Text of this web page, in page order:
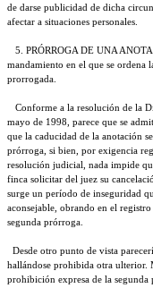
de darse publicidad de dicha
afectar a situaciones personales.
5. PRÓRROGA DE UNA
mandamiento en el que se ordena
prorrogada.
Conforme a la resolución de la
mayo de 1998, parece que se
que la caducidad de la anotación
prórroga, si bien, por exigencia
resolución judicial, nada impide
finca solicitar del juez su
surge un período de inseguridad
aconsejable, obrando en el
segunda prórroga.
Desde otro punto de vista
hallándose prohibida otra ulterior.
prohibición expresa de la segunda